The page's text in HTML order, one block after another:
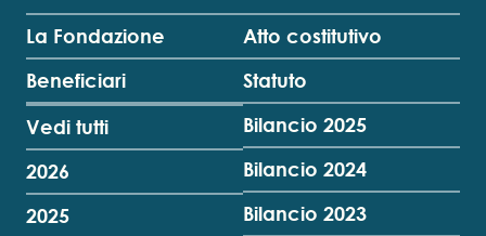
La Fondazione
Beneficiari
Vedi tutti
2026
2025
Atto costitutivo
Statuto
Bilancio 2025
Bilancio 2024
Bilancio 2023